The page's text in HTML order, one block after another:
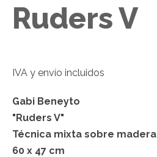
Ruders V
IVA y envío incluidos
Gabi Beneyto
"Ruders V"
Técnica mixta sobre madera
60 x 47 cm